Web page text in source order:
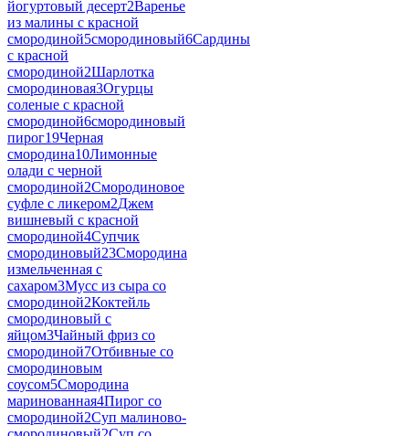
йогуртовый десерт2Варенье
из малины с красной
смородиной5смородиновый6Сардины
с красной
смородиной2Шарлотка
смородиновая3Огурцы
соленые с красной
смородиной6смородиновый
пирог19Черная
смородина10Лимонные
олади с черной
смородиной2Смородиновое
суфле с ликером2Джем
вишневый с красной
смородиной4Супчик
смородиновый23Смородина
измельченная с
сахаром3Мусс из сыра со
смородиной2Коктейль
смородиновый с
яйцом3Чайный фриз со
смородиной7Отбивные со
смородиновым
соусом5Смородина
маринованная4Пирог со
смородиной2Суп малиново-